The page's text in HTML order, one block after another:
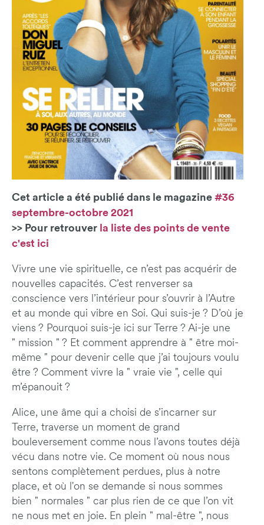
Cet article a été publié dans le magazine #36
septembre-octobre 2021
>> Pour retrouver la liste des points de vente
c'est ici
Vivre une vie spirituelle, ce n’est pas acquérir de
nouvelles capacités. C’est renverser sa
conscience vers l’intérieur pour s’ouvrir à l’Autre
et au monde qui vibre en Soi. Qui suis-je ? D’où je
viens ? Pourquoi suis-je ici sur Terre ? Ai-je une
" mission " ? Et comment apprendre à " être moi-
même " pour devenir celle que j’ai toujours voulu
être ? Comment vivre la " vraie vie ", celle qui
m’épanouit ?
Alice, une âme qui a choisi de s’incarner sur
Terre, traverse un moment de grand
bouleversement comme nous l’avons toutes déjà
vécu dans notre vie. Ce moment où nous nous
sentons complètement perdues, plus à notre
place, et où l'on se demande si nous sommes
bien " normales " car plus rien de ce que l’on vit
ne nous met en joie. En plein " mal-être ", nous